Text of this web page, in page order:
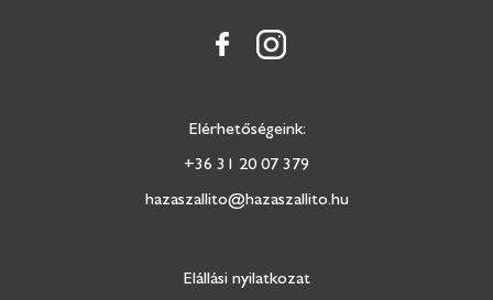
Elérhetőségeink:
+36 31 20 07 379
hazaszallito@hazaszallito.hu
Elállási nyilatkozat